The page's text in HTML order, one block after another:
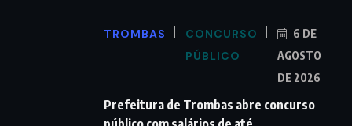
TROMBAS
CONCURSO
PÚBLICO
6 DE
AGOSTO
DE 2026
Prefeitura de Trombas abre concurso